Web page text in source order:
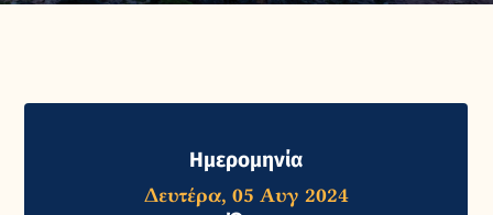
Ημερομηνία
Δευτέρα, 05 Αυγ 2024